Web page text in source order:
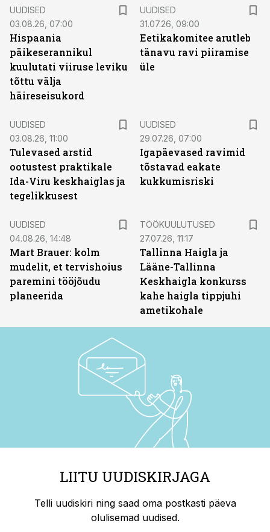
UUDISED
03.08.26, 07:00
Hispaania
päikeserannikul
kuulutati viiruse leviku
tõttu välja
häireseisukord
UUDISED
31.07.26, 09:00
Eetikakomitee arutleb
tänavu ravi piiramise
üle
UUDISED
03.08.26, 11:00
Tulevased arstid
ootustest praktikale
Ida-Viru keskhaiglas ja
tegelikkusest
UUDISED
29.07.26, 07:00
Igapäevased ravimid
tõstavad eakate
kukkumisriski
UUDISED
04.08.26, 14:48
Mart Brauer: kolm
mudelit, et tervishoius
paremini tööjõudu
planeerida
TÖÖKUULUTUSED
27.07.26, 11:17
Tallinna Haigla ja
Lääne-Tallinna
Keskhaigla konkurss
kahe haigla tippjuhi
ametikohale
LIITU UUDISKIRJAGA
Telli uudiskiri ning saad oma postkasti päeva
olulisemad uudised.